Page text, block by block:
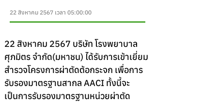
22 สิงหาคม 2567 เวลา 05:00:00
22 สิงหาคม 2567 บริษัท โรงพยาบาล
ศุภมิตร จำกัด(มหาชน) ได้รับการเข้าเยี่ยม
สำรวจโครงการผ่าตัดต้อกระจก เพื่อการ
รับรองมาตรฐานสากล AACI ทั้งนี้จะ
เป็นการรับรองมาตรฐานหน่วยผ่าตัด